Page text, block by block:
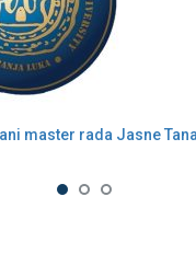
master rada Jasne